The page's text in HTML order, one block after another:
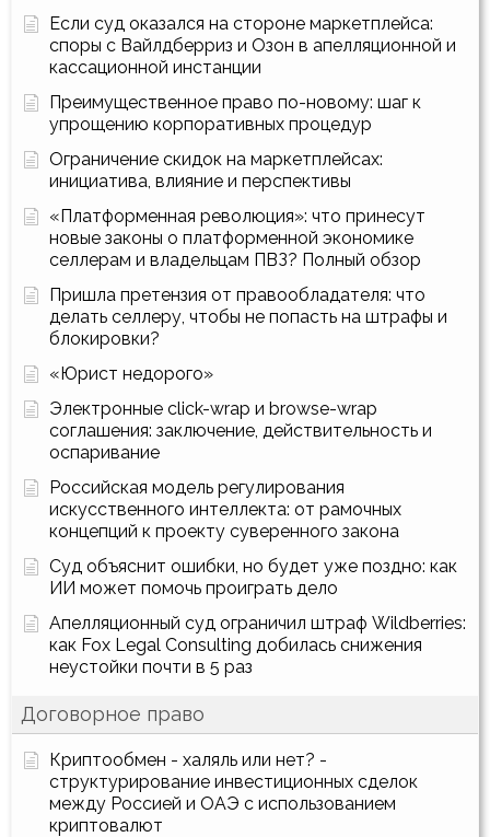
Если суд оказался на стороне маркетплейса:
споры с Вайлдберриз и Озон в апелляционной и
кассационной инстанции
Преимущественное право по-новому: шаг к
упрощению корпоративных процедур
Ограничение скидок на маркетплейсах:
инициатива, влияние и перспективы
«Платформенная революция»: что принесут
новые законы о платформенной экономике
селлерам и владельцам ПВЗ? Полный обзор
Пришла претензия от правообладателя: что
делать селлеру, чтобы не попасть на штрафы и
блокировки?
«Юрист недорого»
Электронные click-wrap и browse-wrap
соглашения: заключение, действительность и
оспаривание
Российская модель регулирования
искусственного интеллекта: от рамочных
концепций к проекту суверенного закона
Суд объяснит ошибки, но будет уже поздно: как
ИИ может помочь проиграть дело
Апелляционный суд ограничил штраф Wildberries:
как Fox Legal Consulting добилась снижения
неустойки почти в 5 раз
Договорное право
Криптообмен - халяль или нет? -
структурирование инвестиционных сделок
между Россией и ОАЭ с использованием
криптовалют